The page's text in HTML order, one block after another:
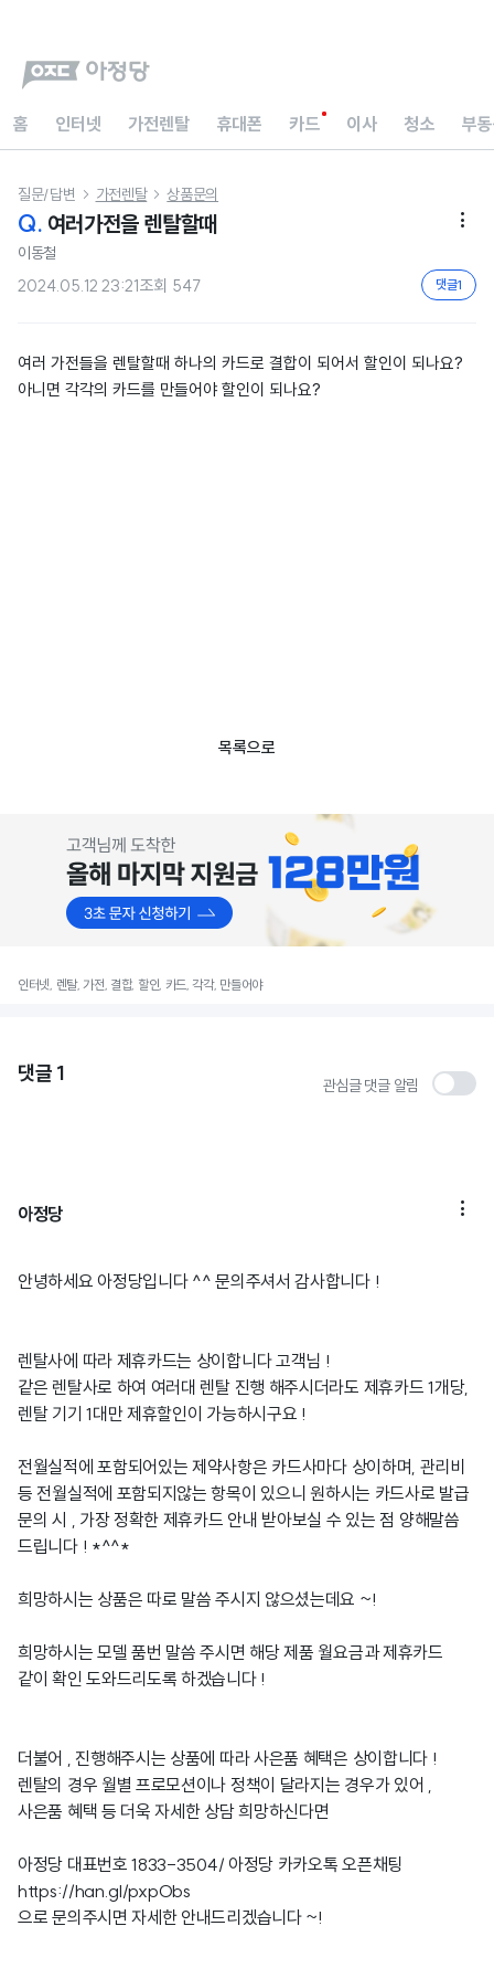
홈 인터넷 가전렌탈 휴대폰 카드 이사 청소 부
질문/답변  가전렌탈  상품문의
Q. 여러가전을 렌탈할때 
이동철
2024.05.12 23:21조회 547 댓글1
여러 가전들을 렌탈할때 하나의 카드로 결합이 되어서 할인이 되나요?
아니면 각각의 카드를 만들어야 할인이 되나요?
목록으로
인터넷, 렌탈, 가전, 결합, 할인, 카드, 각각, 만들어야
댓글 1 관심글 댓글 알림
아정당 
안녕하세요 아정당입니다 ^^ 문의주셔서 감사합니다 !
렌탈사에 따라 제휴카드는 상이합니다 고객님 !
같은 렌탈사로 하여 여러대 렌탈 진행 해주시더라도 제휴카드 1개당,
렌탈 기기 1대만 제휴할인이 가능하시구요 !
전월실적에 포함되어있는 제약사항은 카드사마다 상이하며, 관리비
등 전월실적에 포함되지않는 항목이 있으니 원하시는 카드사로 발급
문의 시 , 가장 정확한 제휴카드 안내 받아보실 수 있는 점 양해말씀
드립니다 ! *^^*
희망하시는 상품은 따로 말씀 주시지 않으셨는데요 ~!
희망하시는 모델 품번 말씀 주시면 해당 제품 월요금과 제휴카드
같이 확인 도와드리도록 하겠습니다 !
더불어 , 진행해주시는 상품에 따라 사은품 혜택은 상이합니다 !
렌탈의 경우 월별 프로모션이나 정책이 달라지는 경우가 있어 ,
사은품 혜택 등 더욱 자세한 상담 희망하신다면
아정당 대표번호 1833-3504/ 아정당 카카오톡 오픈채팅
https://han.gl/pxpObs
으로 문의주시면 자세한 안내드리겠습니다 ~!